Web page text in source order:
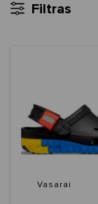
Filtras
Vasarai